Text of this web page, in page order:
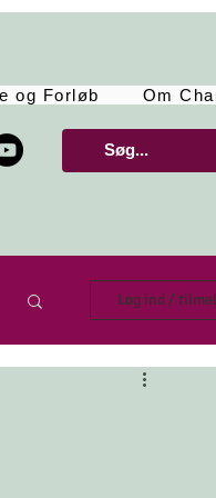
og Forløb Om
Log ind /